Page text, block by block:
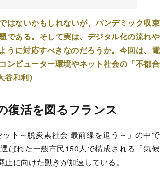
はないかもしれないが、パンデミック収束
である。そして実は、デジタル化の流れや
うに対応すべきなのだろうか。今回は、電
ンピューター環境やネット社会の「不都合
和利）
復活を図るフランス
ト～脱炭素社会 最前線を追う～」の中で
ばれた一般市民150人で構成される「気候
に向けた動きが加速している。